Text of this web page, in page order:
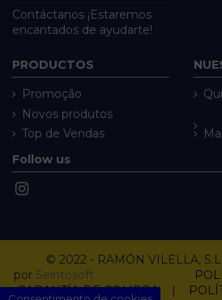
Contáctanos ¡Estaremos
encantados de ayudarte!
PRODUCTOS
Promoção
Novos produtos
Top de Vendas
Follow us
© 2022 - RAMÓN VILELLA,
por Seintosoft
GARANTÍA DE COMPRA|